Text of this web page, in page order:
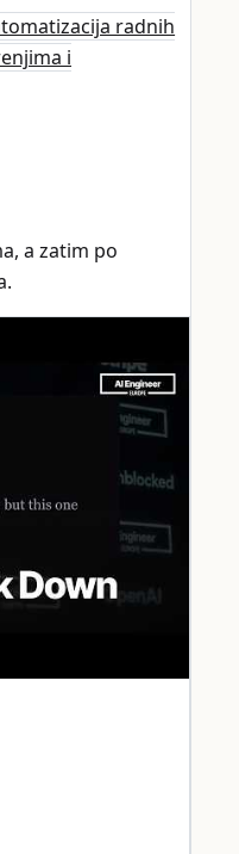
radnih
i
a zatim po